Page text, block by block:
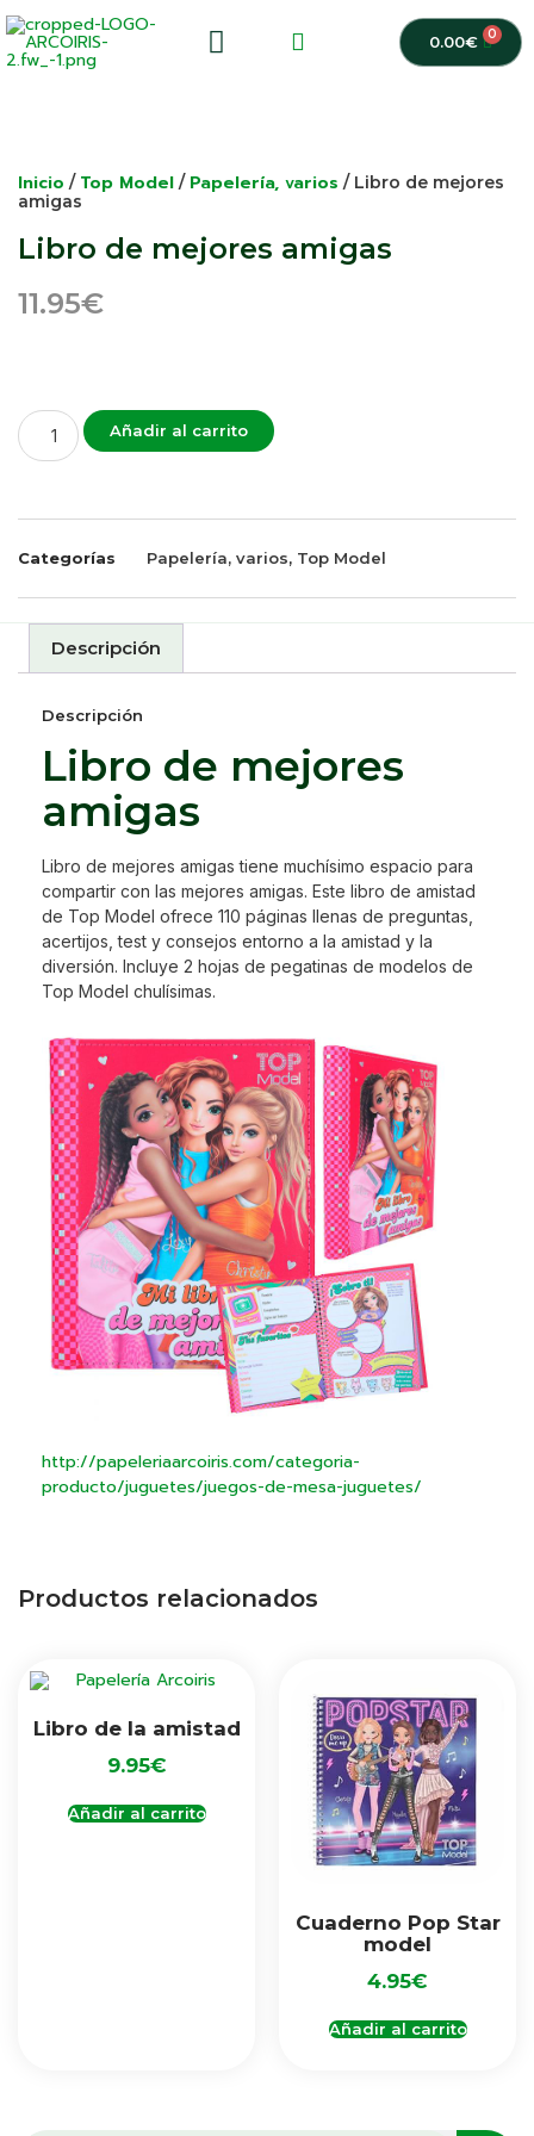
0.00€ 0
Inicio / Top Model / Papelería, varios / Libro de mejores
amigas
Libro de mejores amigas
11.95€
Añadir al carrito
Categorías Papelería, varios, Top Model
Descripción
Descripción
Libro de mejores
amigas
Libro de mejores amigas tiene muchísimo espacio para
compartir con las mejores amigas. Este libro de amistad
de Top Model ofrece 110 páginas llenas de preguntas,
acertijos, test y consejos entorno a la amistad y la
diversión. Incluye 2 hojas de pegatinas de modelos de
Top Model chulísimas.
http://papeleriaarcoiris.com/categoria-
producto/juguetes/juegos-de-mesa-juguetes/
Productos relacionados
Libro de la amistad
9.95€
Añadir al carrito
Cuaderno Pop Star
model
4.95€
Añadir al carrito